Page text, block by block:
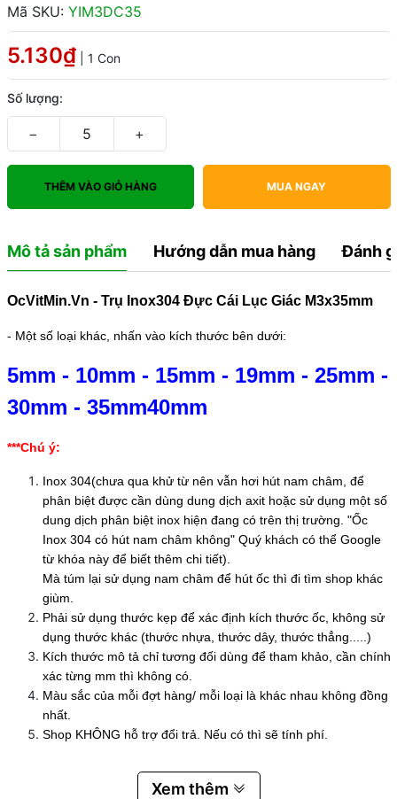
Mã SKU: YIM3DC35
5.130₫ | 1 Con
Số lượng:
− +
THÊM VÀO GIỎ HÀNG MUA NGAY
Mô tả sản phẩm Hướng dẫn mua hàng Đánh
OcVitMin.Vn - Trụ Inox304 Đực Cái Lục Giác M3x35mm
- Một số loại khác, nhấn vào kích thước bên dưới:
5mm - 10mm - 15mm - 19mm - 25mm -
30mm - 35mm40mm
***Chú ý:
Inox 304(chưa qua khử từ nên vẫn hơi hút nam châm, để
phân biệt được cần dùng dung dịch axit hoặc sử dụng một số
dung dịch phân biệt inox hiện đang có trên thị trường. "Ốc
Inox 304 có hút nam châm không" Quý khách có thể Google
từ khóa này để biết thêm chi tiết).
Mà túm lại sử dụng nam châm để hút ốc thì đi tìm shop khác
giùm.
Phải sử dụng thước kẹp để xác định kích thước ốc, không sử
dụng thước khác (thước nhựa, thước dây, thước thẳng.....)
Kích thước mô tả chỉ tương đối dùng để tham khảo, cần chính
xác từng mm thì không có.
Màu sắc của mỗi đợt hàng/ mỗi loại là khác nhau không đồng
nhất.
Shop KHÔNG hỗ trợ đổi trả. Nếu có thì sẽ tính phí.
Xem thêm